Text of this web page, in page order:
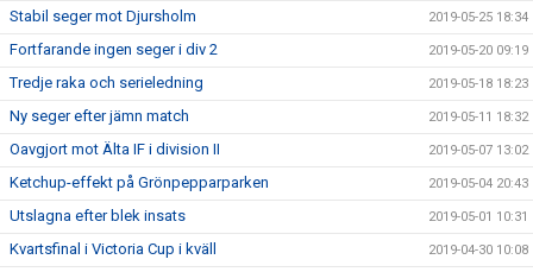
Stabil seger mot Djursholm 2019-05-25 18:34
Fortfarande ingen seger i div 2 2019-05-20 09:19
Tredje raka och serieledning 2019-05-18 18:23
Ny seger efter jämn match 2019-05-11 18:32
Oavgjort mot Älta IF i division II 2019-05-07 13:02
Ketchup-effekt på Grönpepparparken 2019-05-04 20:43
Utslagna efter blek insats 2019-05-01 10:31
Kvartsfinal i Victoria Cup i kväll 2019-04-30 10:08